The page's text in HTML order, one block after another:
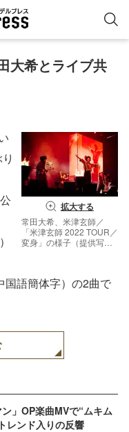
大希とライブ共
拡大する
常田大希、米津玄師／
「米津玄師 2022 TOUR／
変身」の様子（提供写
）
国語簡体字）の2曲で
」OP楽曲MVで“ムキム
レンド入りの反響